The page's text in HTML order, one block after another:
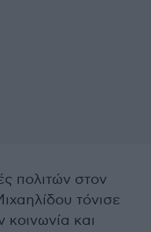
πολιτών στον
τόνισε
και